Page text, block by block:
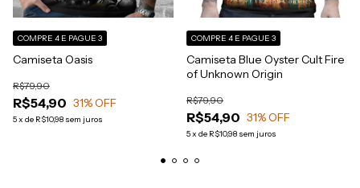
Camiseta Oasis
R$54,90
R$79,90
31% OFF
5x de R$10,98 sem juros
COMPRE 4 E PAGUE 3
Camiseta Blue Oyster Cult Fire
of Unknown Origin
R$54,90
R$79,90
31% OFF
5x de R$10,98 sem juros
COMPRE 4 E PAGUE 3